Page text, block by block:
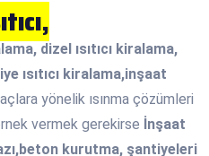
dizel ısıtıcı kiralama,
ısıtıcı kiralama,inşaat
yönelik ısınma çözümleri
vermek gerekirse İnşaat
kurutma, şantiyeleri